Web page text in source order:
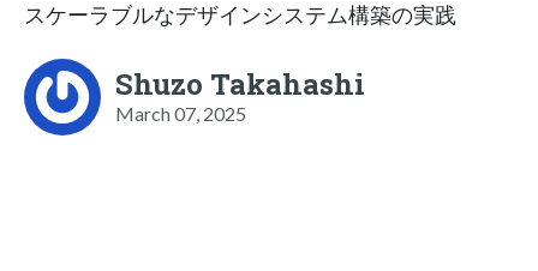
スケーラブルなデザインシステム構築の実践
Shuzo Takahashi
March 07, 2025